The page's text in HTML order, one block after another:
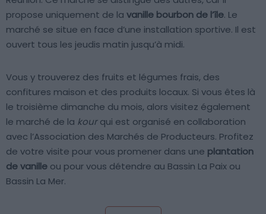
propose uniquement de la vanille bourbon de l’île. Le
marché se situe en face d’une installation sportive. Il est
ouvert tous les jeudis matin jusqu’à midi.
Vous y trouverez des fruits et légumes frais, des
confitures maison et des produits locaux. Si vous êtes là
le troisième dimanche du mois, alors visitez également
le marché de la kourqui est organisé en collaboration
avec l’Association des Marchés de Producteurs. Profitez
de votre visite pour vous promener dans une plantation
de vanille ou pour vous détendre au Bassin La Paix ou
Bassin La Mer.